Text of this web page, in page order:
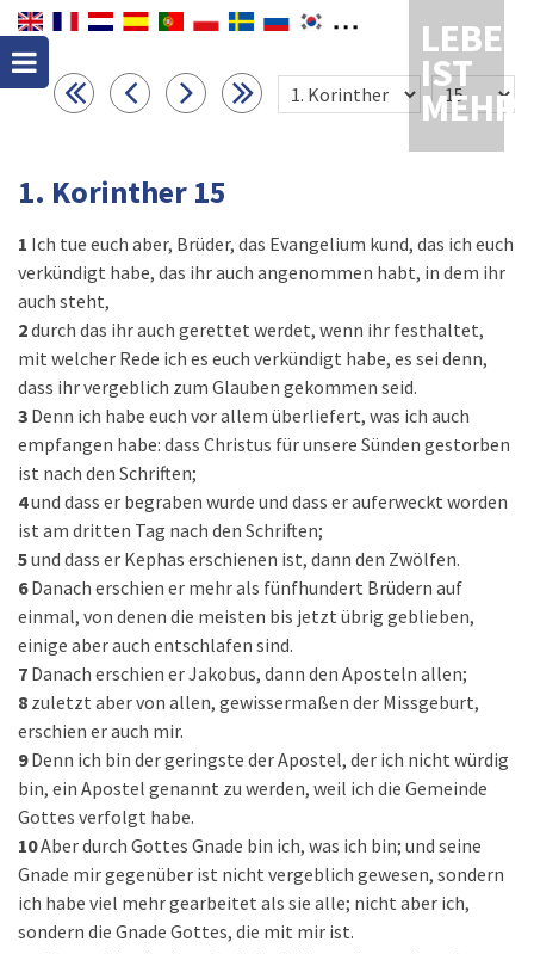
LEBEN
IST
MEHR
1. Korinther 15
1 Ich tue euch aber, Brüder, das Evangelium kund, das ich euch
verkündigt habe, das ihr auch angenommen habt, in dem ihr
auch steht,
2durch das ihr auch gerettet werdet, wenn ihr festhaltet,
mit welcher Rede ich es euch verkündigt habe, es sei denn,
dass ihr vergeblich zum Glauben gekommen seid.
3 Denn ich habe euch vor allem überliefert, was ich auch
empfangen habe: dass Christus für unsere Sünden gestorben
ist nach den Schriften;
4und dass er begraben wurde und dass er auferweckt worden
ist am dritten Tag nach den Schriften;
5und dass er Kephas erschienen ist, dann den Zwölfen.
6 Danach erschien er mehr als fünfhundert Brüdern auf
einmal, von denen die meisten bis jetzt übrig geblieben,
einige aber auch entschlafen sind.
7 Danach erschien er Jakobus, dann den Aposteln allen;
8 zuletzt aber von allen, gewissermaßen der Missgeburt,
erschien er auch mir.
9 Denn ich bin der geringste der Apostel, der ich nicht würdig
bin, ein Apostel genannt zu werden, weil ich die Gemeinde
Gottes verfolgt habe.
10Aber durch Gottes Gnade bin ich, was ich bin; und seine
Gnade mir gegenüber ist nicht vergeblich gewesen, sondern
ich habe viel mehr gearbeitet als sie alle; nicht aber ich,
sondern die Gnade Gottes, die mit mir ist.